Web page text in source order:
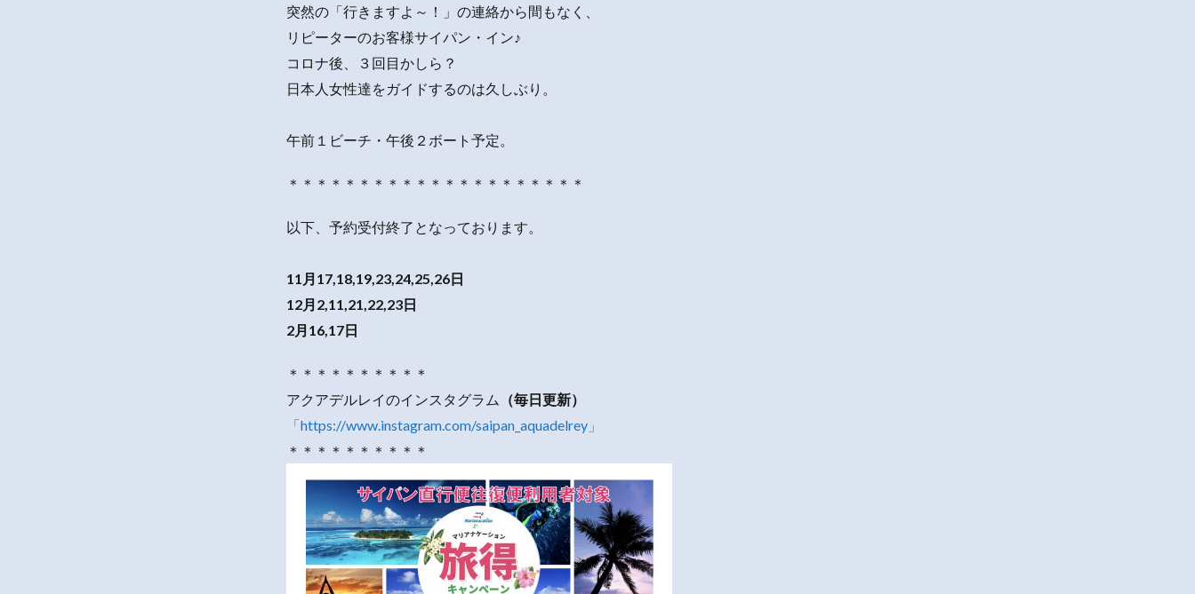
突然の「行きますよ～！」の連絡から間もなく、
リピーターのお客様サイパン・イン♪
コロナ後、３回目かしら？
日本人女性達をガイドするのは久しぶり。
午前１ビーチ・午後２ボート予定。
＊＊＊＊＊＊＊＊＊＊＊＊＊＊＊＊＊＊＊＊＊
以下、予約受付終了となっております。
11月17,18,19,23,24,25,26日
12月2,11,21,22,23日
2月16,17日
＊＊＊＊＊＊＊＊＊＊
アクアデルレイのインスタグラム
（毎日更新）
「https://www.instagram.com/saipan_aquadelrey」
＊＊＊＊＊＊＊＊＊＊